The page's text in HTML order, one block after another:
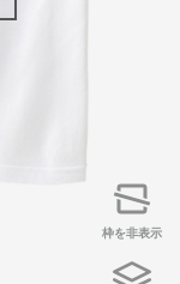
枠を非表示